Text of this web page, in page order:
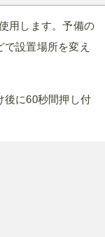
用します。予備の
設置場所を変え
後に60秒間押し付